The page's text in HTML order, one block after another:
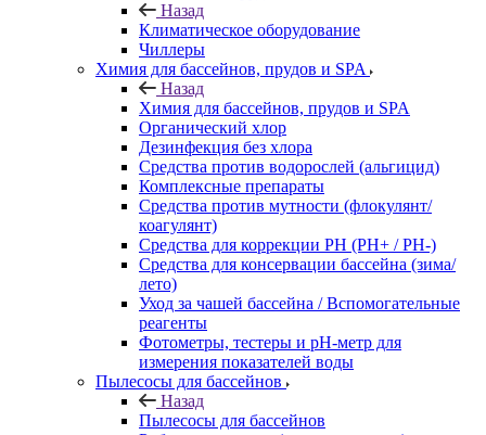
Назад
Климатическое оборудование
Чиллеры
Химия для бассейнов, прудов и SPA
Назад
Химия для бассейнов, прудов и SPA
Органический хлор
Дезинфекция без хлора
Средства против водорослей (альгицид)
Комплексные препараты
Средства против мутности (флокулянт/
коагулянт)
Средства для коррекции PH (PH+ / PH-)
Средства для консервации бассейна (зима/
лето)
Уход за чашей бассейна / Вспомогательные
реагенты
Фотометры, тестеры и рН-метр для
измерения показателей воды
Пылесосы для бассейнов
Назад
Пылесосы для бассейнов